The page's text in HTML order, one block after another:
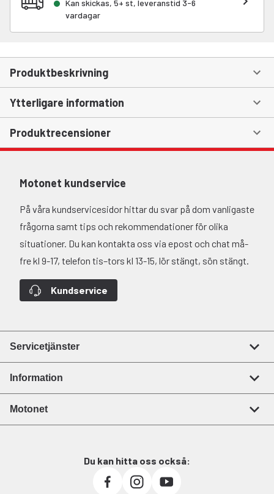
Kan skickas, 5+ st, leveranstid 3-6
vardagar
Produktbeskrivning
Ytterligare information
Produktrecensioner
Motonet kundservice
På våra kundservicesidor hittar du svar på dom vanligaste
frågorna samt tips och rekommendationer för olika
situationer. Du kan kontakta oss via epost och chat må-
fre kl 9-17, telefon tis–tors kl 13-15, lör stängt, sön stängt.
Kundservice
Servicetjänster
Information
Motonet
Du kan hitta oss också: